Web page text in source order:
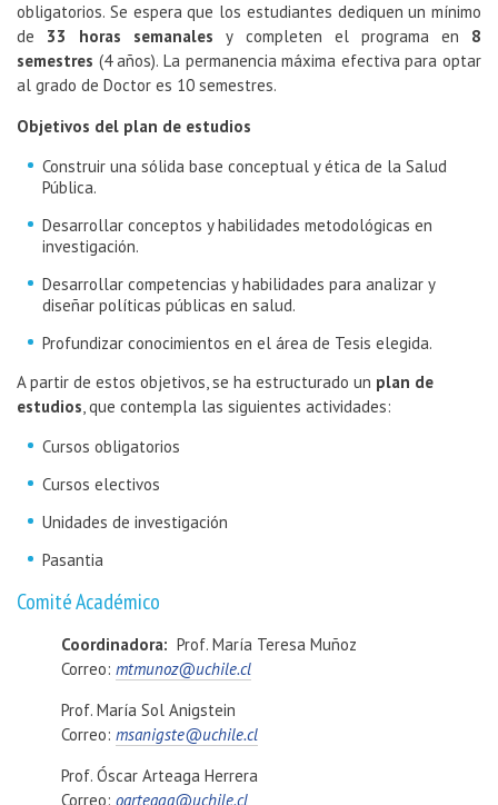
obligatorios. Se espera que los estudiantes dediquen un mínimo
de 33 horas semanales y completen el programa en 8
semestres (4 años). La permanencia máxima efectiva para optar
al grado de Doctor es 10 semestres.
Objetivos del plan de estudios
Construir una sólida base conceptual y ética de la Salud
Pública.
Desarrollar conceptos y habilidades metodológicas en
investigación.
Desarrollar competencias y habilidades para analizar y
diseñar políticas públicas en salud.
Profundizar conocimientos en el área de Tesis elegida.
A partir de estos objetivos, se ha estructurado un plan de
estudios, que contempla las siguientes actividades:
Cursos obligatorios
Cursos electivos
Unidades de investigación
Pasantia
Comité Académico
Coordinadora: Prof. María Teresa Muñoz
Correo: mtmunoz@uchile.cl
Prof. María Sol Anigstein
Correo: msanigste@uchile.cl
Prof. Óscar Arteaga Herrera
Correo: oarteaga@uchile.cl